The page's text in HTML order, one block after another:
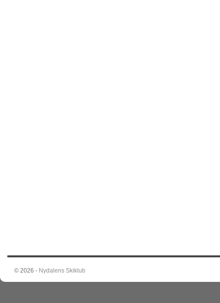
© 2026 - Nydalens Skiklub